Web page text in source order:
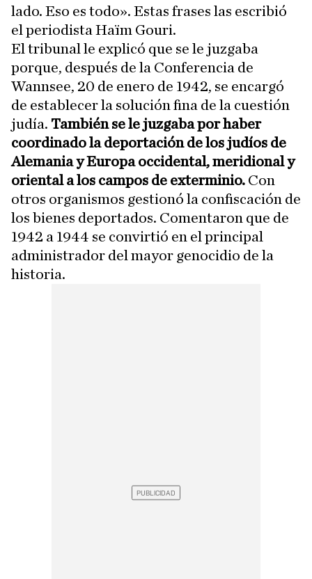
lado. Eso es todo». Estas frases las escribió
el periodista Haïm Gouri.
El tribunal le explicó que se le juzgaba
porque, después de la Conferencia de
Wannsee, 20 de enero de 1942, se encargó
de establecer la solución fina de la cuestión
judía. También se le juzgaba por haber
coordinado la deportación de los judíos de
Alemania y Europa occidental, meridional y
oriental a los campos de exterminio. Con
otros organismos gestionó la confiscación de
los bienes deportados. Comentaron que de
1942 a 1944 se convirtió en el principal
administrador del mayor genocidio de la
historia.